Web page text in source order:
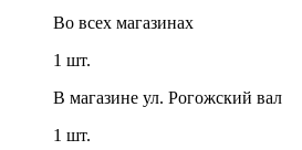
Во всех магазинах
1 шт.
В магазине ул. Рогожский вал
1 шт.